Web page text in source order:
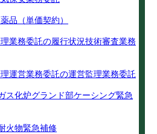
品（単価契約）
業務委託の履行状況技術審査業務
運営業務委託の運営監理業務委託
ス化炉グランド部ケーシング緊急
火物緊急補修